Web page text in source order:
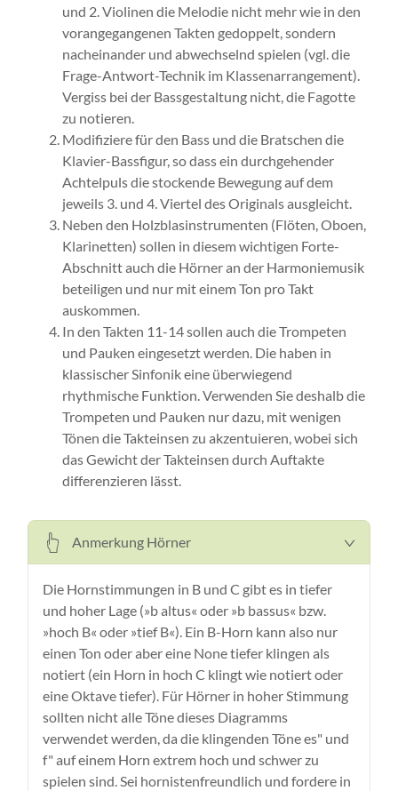
und 2. Violinen die Melodie nicht mehr wie in den
vorangegangenen Takten gedoppelt, sondern
nacheinander und abwechselnd spielen (vgl. die
Frage-Antwort-Technik im Klassenarrangement).
Vergiss bei der Bassgestaltung nicht, die Fagotte
zu notieren.
Modifiziere für den Bass und die Bratschen die
Klavier-Bassfigur, so dass ein durchgehender
Achtelpuls die stockende Bewegung auf dem
jeweils 3. und 4. Viertel des Originals ausgleicht.
Neben den Holzblasinstrumenten (Flöten, Oboen,
Klarinetten) sollen in diesem wichtigen Forte-
Abschnitt auch die Hörner an der Harmoniemusik
beteiligen und nur mit einem Ton pro Takt
auskommen.
In den Takten 11-14 sollen auch die Trompeten
und Pauken eingesetzt werden. Die haben in
klassischer Sinfonik eine überwiegend
rhythmische Funktion. Verwenden Sie deshalb die
Trompeten und Pauken nur dazu, mit wenigen
Tönen die Takteinsen zu akzentuieren, wobei sich
das Gewicht der Takteinsen durch Auftakte
differenzieren lässt.
Anmerkung Hörner
Die Hornstimmungen in B und C gibt es in tiefer
und hoher Lage (»b altus« oder »b bassus« bzw.
»hoch B« oder »tief B«). Ein B-Horn kann also nur
einen Ton oder aber eine None tiefer klingen als
notiert (ein Horn in hoch C klingt wie notiert oder
eine Oktave tiefer). Für Hörner in hoher Stimmung
sollten nicht alle Töne dieses Diagramms
verwendet werden, da die klingenden Töne es" und
f" auf einem Horn extrem hoch und schwer zu
spielen sind. Sei hornistenfreundlich und fordere in